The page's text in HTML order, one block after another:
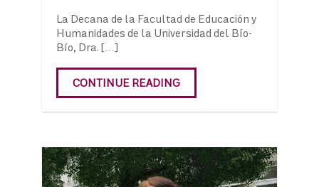
La Decana de la Facultad de Educación y
Humanidades de la Universidad del Bío-
Bío, Dra. […]
CONTINUE READING